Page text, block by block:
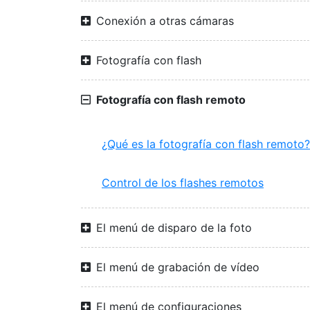
Conexión a otras cámaras
Fotografía con flash
Fotografía con flash remoto
¿Qué es la fotografía con flash remoto?
Control de los flashes remotos
El menú de disparo de la foto
El menú de grabación de vídeo
El menú de configuraciones